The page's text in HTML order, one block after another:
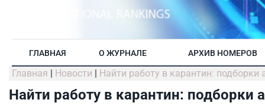
ГЛАВНАЯ О ЖУРНАЛЕ АРХИВ НОМЕРОВ
Главная | Новости | Найти работу в карантин: подборки
Найти работу в карантин: подборки